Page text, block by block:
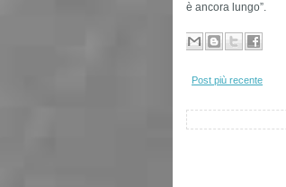
è ancora lungo”.
Post più recente